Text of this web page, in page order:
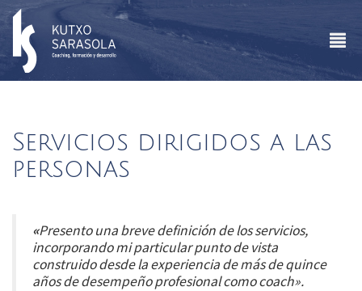
Servicios dirigidos a las
personas
«Presento una breve definición de los servicios,
incorporando mi particular punto de vista
construido desde la experiencia de más de quince
años de desempeño profesional como coach».